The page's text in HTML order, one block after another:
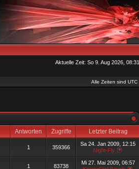
Aktuelle Zeit: So 9. Aug 2026, 08:31
Alle Zeiten sind UTC
Antworten Zugriffe
Letzter Beitrag
1 359366
Sa 24. Jan 2009, 12:15
Night-Fly
1 83738
Mi 27. Mai 2009, 06:57